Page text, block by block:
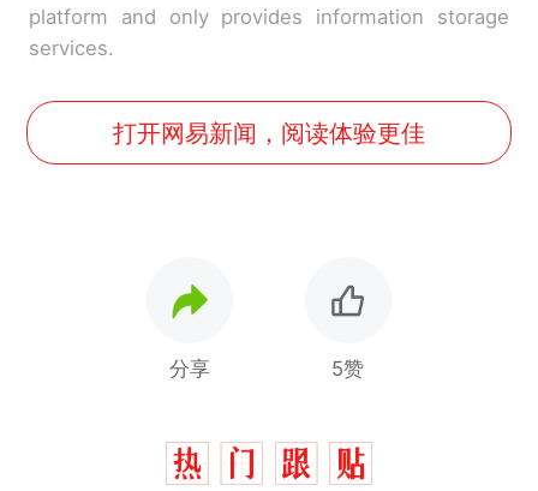
platform and only provides information storage
services.
打开网易新闻，阅读体验更佳
分享 5赞